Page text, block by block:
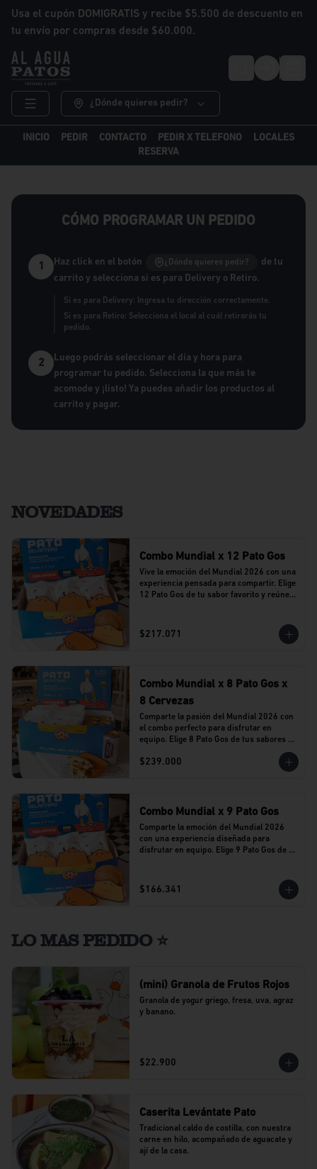
Usa el cupón DOMIGRATIS y recibe $5.500 de descuento en
tu envío por compras desde $60.000.
Login
¿Dónde quieres pedir?
INICIO PEDIR CONTACTO PEDIR X TELEFONO
LOCALES
RESERVA
CÓMO PROGRAMAR UN PEDIDO
1 Haz click en el botón ¿Dónde quieres pedir?
de tu
carrito y selecciona si es para Delivery o Retiro.
Si es para Delivery: Ingresa tu dirección correctamente.
Si es para Retiro: Selecciona el local al cuál retirarás tu
pedido.
2
Luego podrás seleccionar el día y hora para
programar tu pedido. Selecciona la que más te
acomode y ¡listo! Ya puedes añadir los productos al
carrito y pagar.
NOVEDADES
Combo Mundial x 12 Pato Gos
Vive la emoción del Mundial 2026 con una
experiencia pensada para compartir. Elige
12 Pato Gos de tu sabor favorito y reúne a
$217.071
Combo Mundial x 8 Pato Gos x
8 Cervezas
Comparte la pasión del Mundial 2026 con
el combo perfecto para disfrutar en
equipo. Elige 8 Pato Gos de tus sabores
favoritos y acompáñalos con 8 cervezas
Stella Artois en lata.
$239.000
Combo Mundial x 9 Pato Gos
Comparte la emoción del Mundial 2026
con una experiencia diseñada para
disfrutar en equipo. Elige 9 Pato Gos de tu
Al Agua Patos.
$166.341
LO MAS PEDIDO ⭐
(mini) Granola de Frutos Rojos
Granola de yogur griego, fresa, uva, agraz
y banano.
$22.900
Caserita Levántate Pato
Tradicional caldo de costilla, con nuestra
carne en hilo, acompañado de aguacate y
ají de la casa.